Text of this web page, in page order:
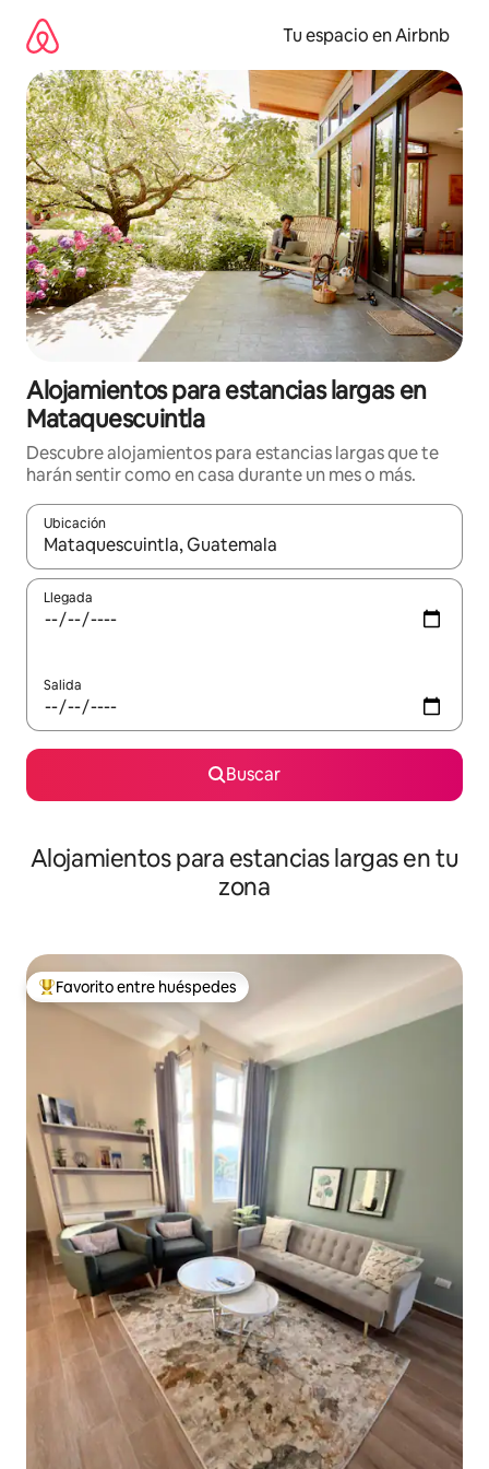
contenido
Tu espacio en Airbnb
Alojamientos para estancias largas en
Mataquescuintla
Descubre alojamientos para estancias largas que te
harán sentir como en casa durante un mes o más.
Ubicación
Cuando los resultados estén disponibles, podrás navegar
Llegada
Salida
Buscar
Alojamientos para estancias largas en tu
zona
De los mejores en Favorito entre huéspedes
Favorito entre huéspedes